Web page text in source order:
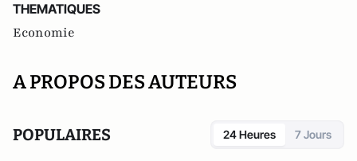
THEMATIQUES
Economie
A PROPOS DES AUTEURS
POPULAIRES 24 Heures 7 Jours